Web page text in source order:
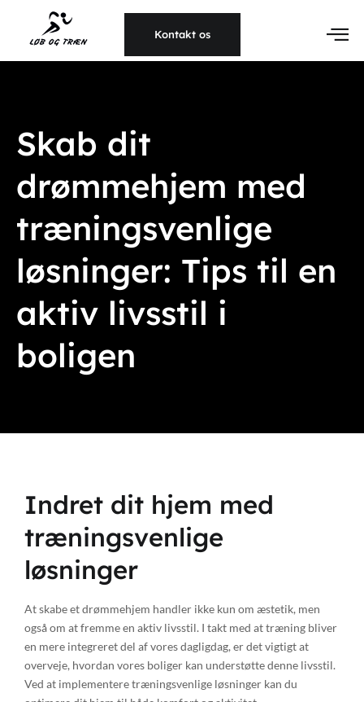
Kontakt os
Skab dit
drømmehjem med
træningsvenlige
løsninger: Tips til en
aktiv livsstil i
boligen
Indret dit hjem med
træningsvenlige
løsninger
At skabe et drømmehjem handler ikke kun om æstetik, men
også om at fremme en aktiv livsstil. I takt med at træning bliver
en mere integreret del af vores dagligdag, er det vigtigt at
overveje, hvordan vores boliger kan understøtte denne livsstil.
Ved at implementere træningsvenlige løsninger kan du